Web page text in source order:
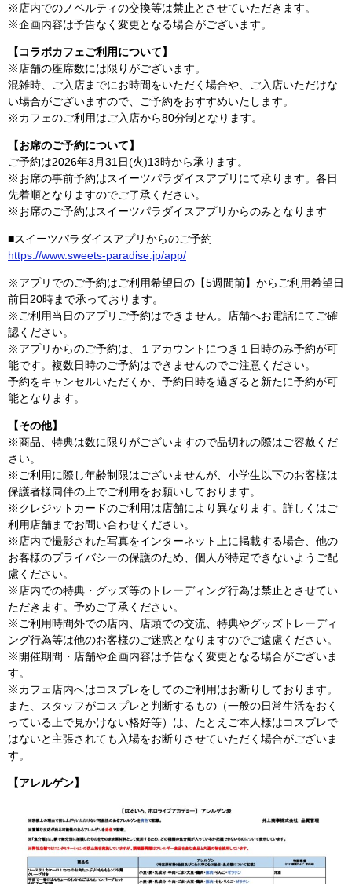
※店内でのノベルティの交換等は禁止とさせていただきます。
※企画内容は予告なく変更となる場合がございます。
【コラボカフェご利用について】
※店舗の座席数には限りがございます。
混雑時、ご入店までにお時間をいただく場合や、ご入店いただけな
い場合がございますので、ご予約をおすすめいたします。
※カフェのご利用はご入店から80分制となります。
【お席のご予約について】
ご予約は2026年3月31日(火)13時から承ります。
※お席の事前予約はスイーツパラダイスアプリにて承ります。各日
先着順となりますのでご了承ください。
※お席のご予約はスイーツパラダイスアプリからのみとなります
■スイーツパラダイスアプリからのご予約
https://www.sweets-paradise.jp/app/
※アプリでのご予約はご利用希望日の【5週間前】からご利用希望日
前日20時まで承っております。
※ご利用当日のアプリご予約はできません。店舗へお電話にてご確
認ください。
※アプリからのご予約は、１アカウントにつき１日時のみ予約が可
能です。複数日時のご予約はできませんのでご注意ください。
予約をキャンセルいただくか、予約日時を過ぎると新たに予約が可
能となります。
【その他】
※商品、特典は数に限りがございますので品切れの際はご容赦くだ
さい。
※ご利用に際し年齢制限はございませんが、小学生以下のお客様は
保護者様同伴の上でご利用をお願いしております。
※クレジットカードのご利用は店舗により異なります。詳しくはご
利用店舗までお問い合わせください。
※店内で撮影された写真をインターネット上に掲載する場合、他の
お客様のプライバシーの保護のため、個人が特定できないようご配
慮ください。
※店内での特典・グッズ等のトレーディング行為は禁止とさせてい
ただきます。予めご了承ください。
※ご利用時間外での店内、店頭での交流、特典やグッズトレーディ
ング行為等は他のお客様のご迷惑となりますのでご遠慮ください。
※開催期間・店舗や企画内容は予告なく変更となる場合がございま
す。
※カフェ店内へはコスプレをしてのご利用はお断りしております。
また、スタッフがコスプレと判断するもの（一般の日常生活をおく
っている上で見かけない格好等）は、たとえご本人様はコスプレで
はないと主張されても入場をお断りさせていただく場合がございま
す。
【アレルゲン】